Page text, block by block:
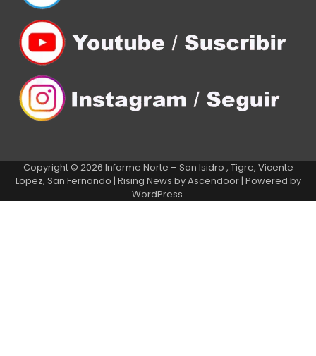
Copyright © 2026 Informe Norte – San Isidro , Tigre, Vicente
Lopez, San Fernando | Rising News byAscendoor| Powered by
WordPress.